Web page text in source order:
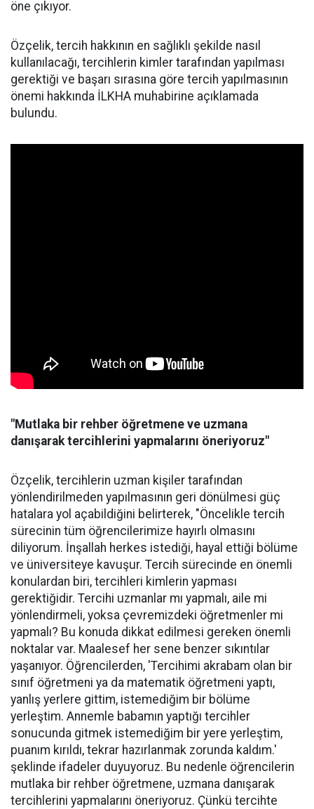
öne çıkıyor.
Özçelik, tercih hakkının en sağlıklı şekilde nasıl
kullanılacağı, tercihlerin kimler tarafından yapılması
gerektiği ve başarı sırasına göre tercih yapılmasının
önemi hakkında İLKHA muhabirine açıklamada
bulundu.
"Mutlaka bir rehber öğretmene ve uzmana
danışarak tercihlerini yapmalarını öneriyoruz"
Özçelik, tercihlerin uzman kişiler tarafından
yönlendirilmeden yapılmasının geri dönülmesi güç
hatalara yol açabildiğini belirterek, "Öncelikle tercih
sürecinin tüm öğrencilerimize hayırlı olmasını
diliyorum. İnşallah herkes istediği, hayal ettiği bölüme
ve üniversiteye kavuşur. Tercih sürecinde en önemli
konulardan biri, tercihleri kimlerin yapması
gerektiğidir. Tercihi uzmanlar mı yapmalı, aile mi
yönlendirmeli, yoksa çevremizdeki öğretmenler mi
yapmalı? Bu konuda dikkat edilmesi gereken önemli
noktalar var. Maalesef her sene benzer sıkıntılar
yaşanıyor. Öğrencilerden, 'Tercihimi akrabam olan bir
sınıf öğretmeni ya da matematik öğretmeni yaptı,
yanlış yerlere gittim, istemediğim bir bölüme
yerleştim. Annemle babamın yaptığı tercihler
sonucunda gitmek istemediğim bir yere yerleştim,
puanım kırıldı, tekrar hazırlanmak zorunda kaldım.'
şeklinde ifadeler duyuyoruz. Bu nedenle öğrencilerin
mutlaka bir rehber öğretmene, uzmana danışarak
tercihlerini yapmalarını öneriyoruz. Çünkü tercihte